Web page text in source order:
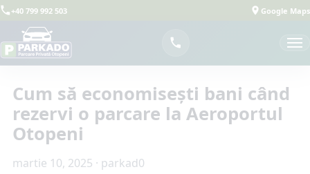
+40 799 992 503 Google Maps
Cum să economisești bani când
rezervi o parcare la Aeroportul
Otopeni
martie 10, 2025 · parkad0